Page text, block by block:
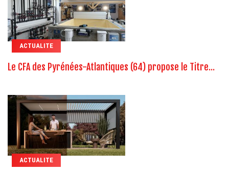
ACTUALITE
Le CFA des Pyrénées-Atlantiques (64) propose le Titre...
ACTUALITE